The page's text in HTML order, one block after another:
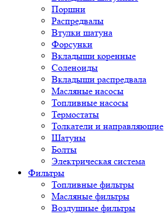
Поршни
Распредвалы
Втулки шатуна
Форсунки
Вкладыши коренные
Соленоиды
Вкладыши распредвала
Масляные насосы
Топливные насосы
Термостаты
Толкатели и направляющие
Шатуны
Болты
Электрическая система
Фильтры
Топливные фильтры
Масляные фильтры
Воздушные фильтры